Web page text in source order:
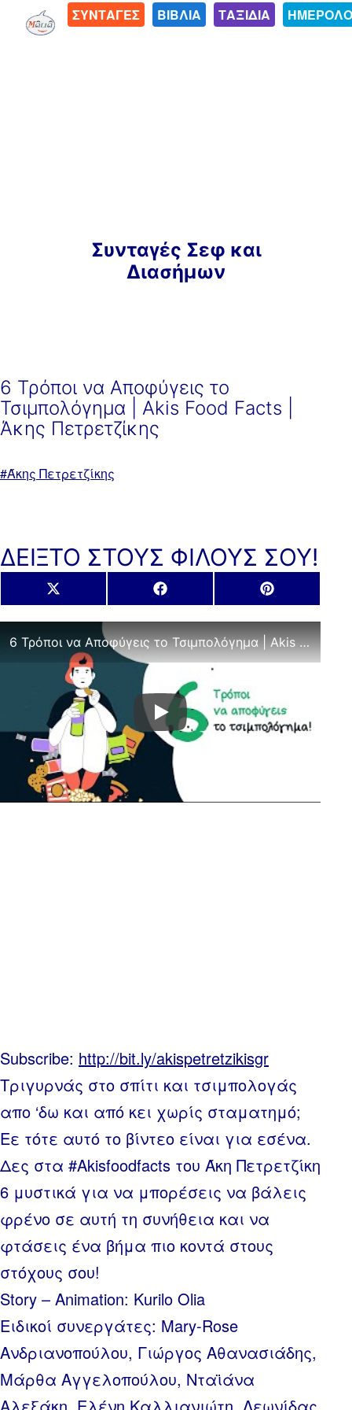
ΣΥΝΤΑΓΕΣ ΒΙΒΛΙΑ ΤΑΞΙΔΙΑ
Συνταγές Σεφ και
Διασήμων
6 Τρόποι να Αποφύγεις το
Τσιμπολόγημα | Akis Food Facts |
Άκης Πετρετζίκης
ΜεΆκης Πετρετζίκης
ΔΕΙΞΤΟ ΣΤΟΥΣ ΦΙΛΟΥΣ ΣΟΥ!
Share
on
X
(Twitter)
Share
on
Facebook
Share
on
Pinterest
6 Τρόποι να Αποφύγεις το Τσιμπολόγημα | Akis Food Facts | Άκης Πετρετζίκης
Subscribe: http://bit.ly/akispetretzikisgr
Τριγυρνάς στο σπίτι και τσιμπολογάς
απο ‘δω και από κει χωρίς σταματημό;
Εε τότε αυτό το βίντεο είναι για εσένα.
Δες στα #Akisfoodfacts του Άκη Πετρετζίκη
6 μυστικά για να μπορέσεις να βάλεις
φρένο σε αυτή τη συνήθεια και να
φτάσεις ένα βήμα πιο κοντά στους
στόχους σου!
Story – Animation: Kurilo Olia
Ειδικοί συνεργάτες: Mary-Rose
Ανδριανοπούλου, Γιώργος Αθανασιάδης,
Μάρθα Αγγελοπούλου, Νταϊάνα
Αλεξάκη, Ελένη Καλλιανιώτη, Λεωνίδας